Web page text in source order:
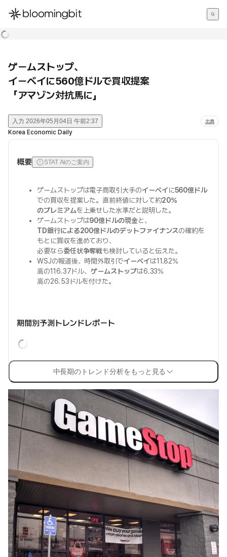
한국어
ゲームストップ、
イーベイに560億ドルで買収提案
「アマゾン対抗馬に」
入力 2026年05月04日 午前2:37 出典
Korea Economic Daily
概要 STAT AIのご案内
ゲームストップは電子商取引大手のイーベイに560億ドル
での買収を提案した。直前終値に対して約20%
のプレミアムを上乗せした水準だと説明した。
ゲームストップは90億ドルの現金と、
TD銀行による200億ドルのデットファイナンスの確約を
もとに買収を進めており、
必要なら委任状争奪戦も検討していると伝えた。
WSJの報道後、時間外取引でイーベイは11.82%
高の116.37ドル、ゲームストップは6.33%
高の26.53ドルを付けた。
期間別予測トレンドレポート
中長期のトレンド分析をもっと見る